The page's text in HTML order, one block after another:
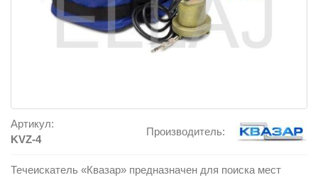
Артикул:
KVZ-4
Производитель:
Течеискатель «Квазар» предназначен для поиска мест